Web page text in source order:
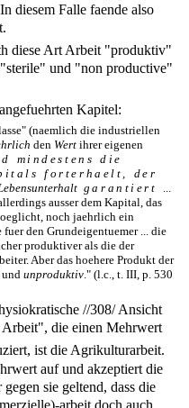
diesem Falle faende also
diese Art Arbeit "produktiv"
und "non productive"
Kapitel:
(naemlich die industriellen
den Wert ihrer eigenen
mindestens die
forterhaelt, der
garantiert ...
ausser dem Kapital, das
noch jaehrlich ein
fuer den Grundeigentuemer ... die
produktiver als die der
Aber das hoehere Produkt der
undunproduktiv." (l.c., t. III, p. 530
//308/Ansicht
die einen Mehrwert
ist die Agrikulturarbeit.
auf und akzeptiert die
sie geltend, dass die
arbeit doch auch